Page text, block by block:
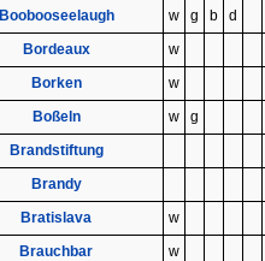
Boobooseelaugh
w g b
d
Bordeaux
w
Borken
w
Boßeln
w
g
Brandstiftung
Brandy
Bratislava
w
Brauchbar
w